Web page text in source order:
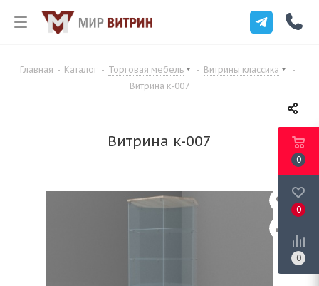
Главная - Каталог - Торговая мебель - Витрины классика
-
Витрина к-007
Витрина к-007
0
0
0